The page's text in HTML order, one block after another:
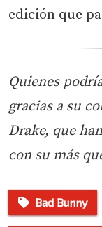
edición que
Quienes
gracias a su
Drake, que
con su más
Bad Bunny